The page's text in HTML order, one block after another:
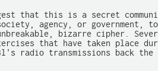
that this is a secret
agency, or government, to
bizarre cipher.
that have taken place
radio transmissions back the